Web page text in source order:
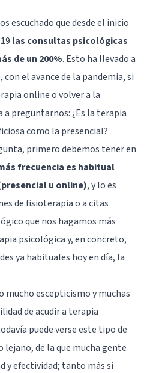
escuchado que desde el inicio
las consultas psicológicas
de un 200%. Esto ha llevado a
el avance de la pandemia, si
online o volver a la
a preguntarnos: ¿Es la terapia
como la presencial?
primero debemos tener en
frecuencia es habitual
u online), y lo es
de fisioterapia o a citas
que nos hagamos más
psicológica y, en concreto,
ya habituales hoy en día, la
mucho escepticismo y muchas
de acudir a terapia
puede verse este tipo de
de la que mucha gente
y efectividad; tanto más si